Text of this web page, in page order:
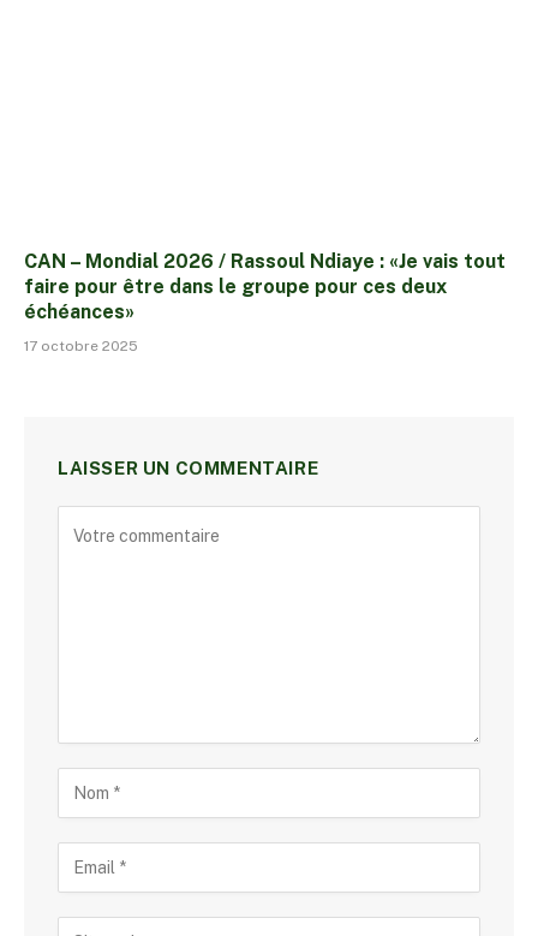
CAN – Mondial 2026 / Rassoul Ndiaye : «Je vais tout
faire pour être dans le groupe pour ces deux
échéances»
17 octobre 2025
LAISSER UN COMMENTAIRE